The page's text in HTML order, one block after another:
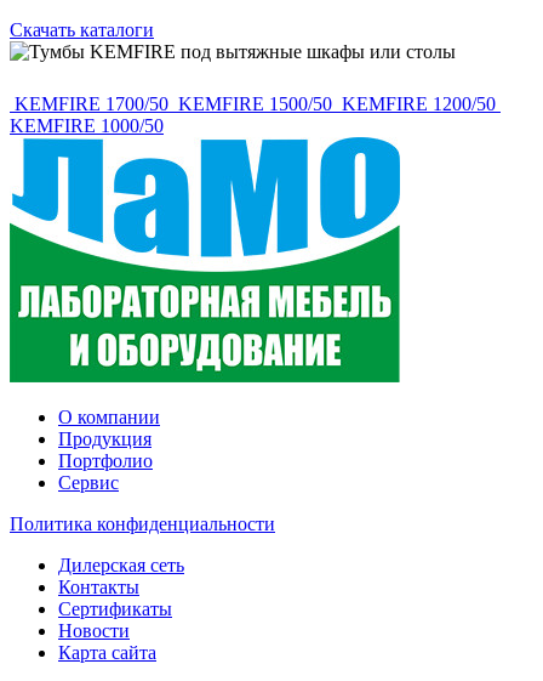
Скачать каталоги
KEMFIRE 1700/50 KEMFIRE 1500/50 KEMFIRE 1200/50
KEMFIRE 1000/50
О компании
Продукция
Портфолио
Сервис
Политика конфиденциальности
Дилерская сеть
Контакты
Сертификаты
Новости
Карта сайта